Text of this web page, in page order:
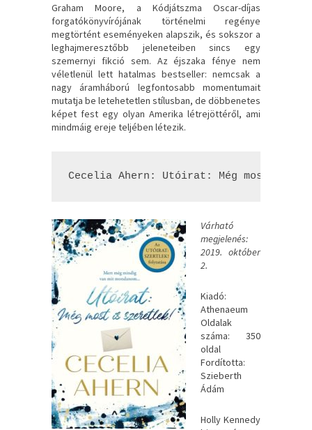
Graham Moore, a Kódjátszma Oscar-díjas
forgatókönyvírójának történelmi regénye
megtörtént eseményeken alapszik, és sokszor a
leghajmeresztőbb jeleneteiben sincs egy
szemernyi fikció sem. Az éjszaka fénye nem
véletlenül lett hatalmas bestseller: nemcsak a
nagy áramháború legfontosabb momentumait
mutatja be letehetetlen stílusban, de döbbenetes
képet fest egy olyan Amerika létrejöttéről, ami
mindmáig ereje teljében létezik.
Cecelia Ahern: Utóirat: Még most is
Várható
megjelenés:
2019. október
2.
Kiadó:
Athenaeum
Oldalak
száma: 350
oldal
Fordította:
Szieberth
Ádám
Holly Kennedy